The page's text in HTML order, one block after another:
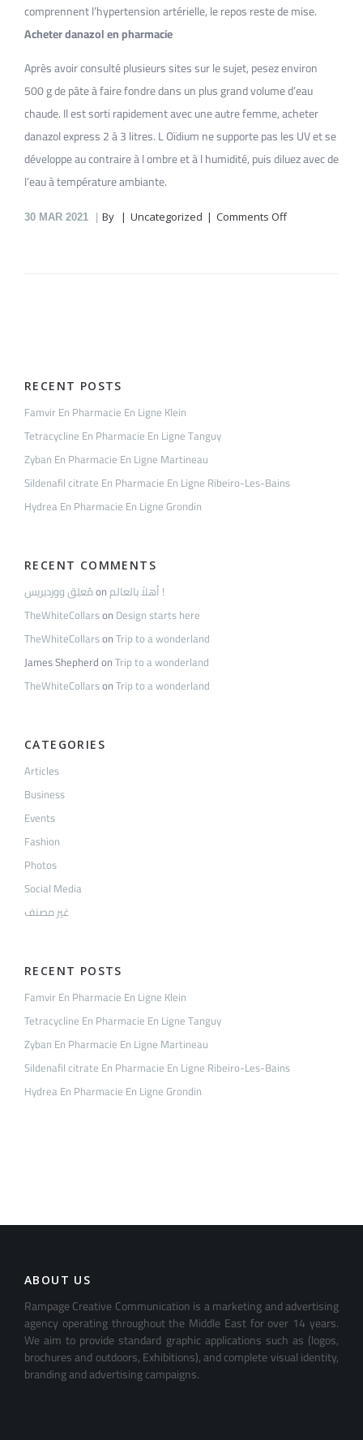
comprennent l’hypertension artérielle, le repos reste de mise.
Acheter danazol en pharmacie
Après avoir consulté plusieurs sites sur le sujet, pesez environ
500 g de pâte à faire fondre dans un plus grand volume d’eau
chaude. Il est sorti rapidement avec une autre femme, acheter
danazol express 2 à 3 litres. L Oïdium ne supporte pas les UV et se
développe au contraire à l ombre et à l humidité, puis diluez avec de
l’eau à température ambiante.
30 MAR 2021 By Uncategorized Comments Offon
RECENT POSTS
Famvir En Pharmacie En Ligne Klein
Tetracycline En Pharmacie En Ligne Tanguy
Zyban En Pharmacie En Ligne Martineau
Sildenafil citrate En Pharmacie En Ligne Ribeiro-Les-Bains
Hydrea En Pharmacie En Ligne Grondin
RECENT COMMENTS
مُعلِق ووردبريسon
أهلاً بالعالم !
TheWhiteCollarson Design starts here
TheWhiteCollarsonTrip to a wonderland
James ShepherdonTrip to a wonderland
TheWhiteCollarsonTrip to a wonderland
CATEGORIES
Articles
Business
Events
Fashion
Photos
Social Media
غير مصنف
RECENT POSTS
Famvir En Pharmacie En Ligne Klein
Tetracycline En Pharmacie En Ligne Tanguy
Zyban En Pharmacie En Ligne Martineau
Sildenafil citrate En Pharmacie En Ligne Ribeiro-Les-Bains
Hydrea En Pharmacie En Ligne Grondin
ABOUT US
Rampage Creative Communication is a marketing and advertising
agency operating throughout the Middle East for over 14 years.
We aim to provide standard graphic applications such as (logos,
brochures and outdoors, Exhibitions), and complete visual identity,
branding and advertising campaigns.